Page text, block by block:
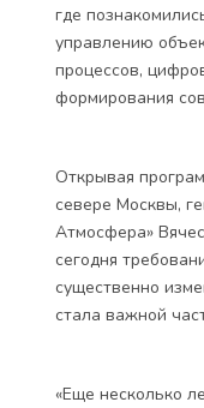
где
управлению
процессов,
формирования
Открывая
севере Москвы,
Атмосфера»
сегодня
существенно
стала важной
«Еще несколько